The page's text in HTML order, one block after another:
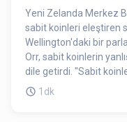
Yeni Zelanda Merkez
sabit koinleri eleştiren
Wellington'daki bir
Orr, sabit koinlerin
dile getirdi. "Sabit koinler istikrarlı değil. Sadece sabit koin'i
sunan kişinin
1dk